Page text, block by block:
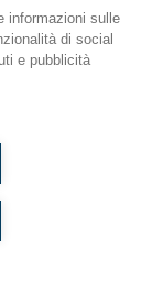
informazioni sulle
di social
e pubblicità